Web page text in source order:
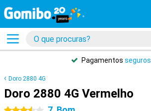
Pagamentos seguros
Doro 2880 4G
Doro 2880 4G Vermelho